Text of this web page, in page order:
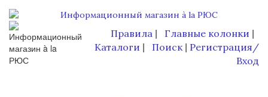
Правила Главные колонки
Каталоги Поиск
Регистрация/
Вход